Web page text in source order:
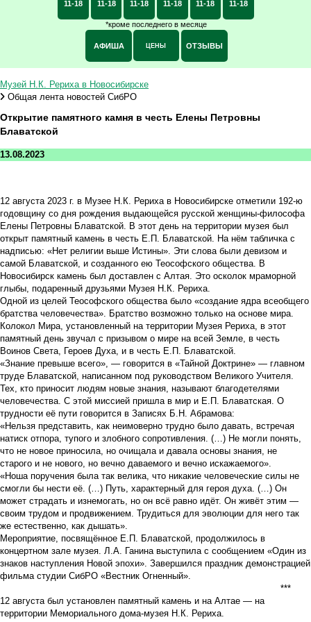
11-18 11-18 11-18 11-18 11-18 11-18
*кроме последнего в месяце
АФИША ЦЕНЫ ОТЗЫВЫ
Музей Н.К. Рериха в Новосибирске
Общая лента новостей СибРО
Открытие памятного камня в честь Елены Петровны
Блаватской
13.08.2023
12 августа 2023 г. в Музее Н.К. Рериха в Новосибирске отметили 192-ю
годовщину со дня рождения выдающейся русской женщины-философа
Елены Петровны Блаватской. В этот день на территории музея был
открыт памятный камень в честь Е.П. Блаватской. На нём табличка с
надписью: «Нет религии выше Истины». Эти слова были девизом и
самой Блаватской, и созданного ею Теософского общества. В
Новосибирск камень был доставлен с Алтая. Это осколок мраморной
глыбы, подаренный друзьями Музея Н.К. Рериха.
Одной из целей Теософского общества было «создание ядра всеобщего
братства человечества». Братство возможно только на основе мира.
Колокол Мира, установленный на территории Музея Рериха, в этот
памятный день звучал с призывом о мире на всей Земле, в честь
Воинов Света, Героев Духа, и в честь Е.П. Блаватской.
«Знание превыше всего», — говорится в «Тайной Доктрине» — главном
труде Блаватской, написанном под руководством Великого Учителя.
Тех, кто приносит людям новые знания, называют благодетелями
человечества. С этой миссией пришла в мир и Е.П. Блаватская. О
трудности её пути говорится в Записях Б.Н. Абрамова:
«Нельзя представить, как неимоверно трудно было давать, встречая
натиск отпора, тупого и злобного сопротивления. (…) Не могли понять,
что не новое приносила, но очищала и давала основы знания, не
старого и не нового, но вечно даваемого и вечно искажаемого».
«Ноша поручения была так велика, что никакие человеческие силы не
смогли бы нести её. (…) Путь, характерный для героя духа. (…) Он
может страдать и изнемогать, но он всё равно идёт. Он живёт этим —
своим трудом и продвижением. Трудиться для эволюции для него так
же естественно, как дышать».
Мероприятие, посвящённое Е.П. Блаватской, продолжилось в
концертном зале музея. Л.А. Ганина выступила с сообщением «Один из
знаков наступления Новой эпохи». Завершился праздник демонстрацией
фильма студии СибРО «Вестник Огненный».
***
12 августа был установлен памятный камень и на Алтае — на
территории Мемориального дома-музея Н.К. Рериха.